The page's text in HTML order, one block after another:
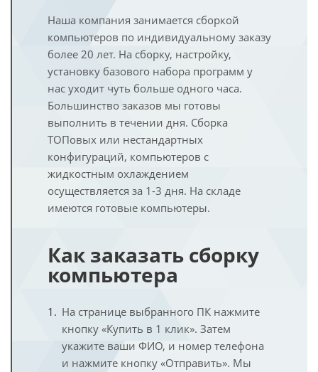
Наша компания занимается сборкой
компьютеров по индивидуальному заказу
более 20 лет. На сборку, настройку,
установку базового набора программ у
нас уходит чуть больше одного часа.
Большинство заказов мы готовы
выполнить в течении дня. Сборка
ТОПовых или нестандартных
конфигураций, компьютеров с
жидкостным охлаждением
осуществляется за 1-3 дня. На складе
имеются готовые компьютеры.
Как заказать сборку
компьютера
На странице выбранного ПК нажмите
кнопку «Купить в 1 клик». Затем
укажите ваши ФИО, и номер телефона
и нажмите кнопку «Отправить». Мы